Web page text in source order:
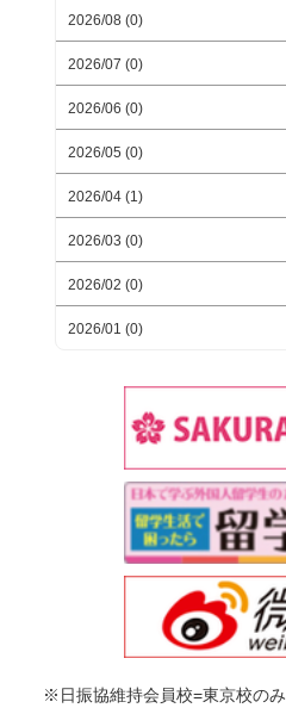
2026/08 (0)
2026/07 (0)
2026/06 (0)
2026/05 (0)
2026/04 (1)
2026/03 (0)
2026/02 (0)
2026/01 (0)
※日振協維持会員校=東京校のみ